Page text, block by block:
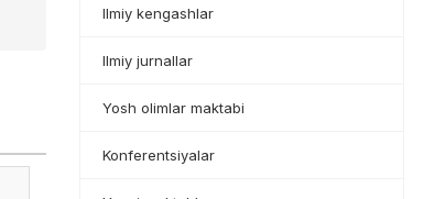
Ilmiy kengashlar
Ilmiy jurnallar
Yosh olimlar maktabi
Konferentsiyalar